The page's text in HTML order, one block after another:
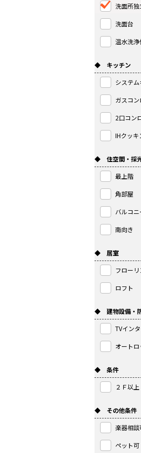
洗面所独
洗面台
温水洗浄
◆ キッチン
システ
ガスコ
2口コン
IHクッキ
◆ 住空間・採
最上階
角部屋
バルコニ
南向き
◆ 居室
フロー
ロフト
◆ 建物設備・
TVイン
オートロ
◆ 条件
２Ｆ以上
◆ その他条件
楽器相談
ペット可